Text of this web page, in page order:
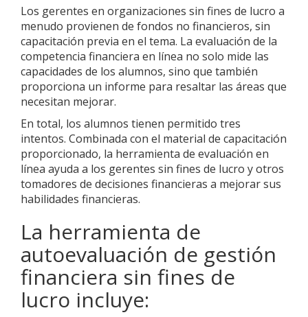
Los gerentes en organizaciones sin fines de lucro a
menudo provienen de fondos no financieros, sin
capacitación previa en el tema. La evaluación de la
competencia financiera en línea no solo mide las
capacidades de los alumnos, sino que también
proporciona un informe para resaltar las áreas que
necesitan mejorar.
En total, los alumnos tienen permitido tres
intentos. Combinada con el material de capacitación
proporcionado, la herramienta de evaluación en
línea ayuda a los gerentes sin fines de lucro y otros
tomadores de decisiones financieras a mejorar sus
habilidades financieras.
La herramienta de
autoevaluación de gestión
financiera sin fines de
lucro incluye: